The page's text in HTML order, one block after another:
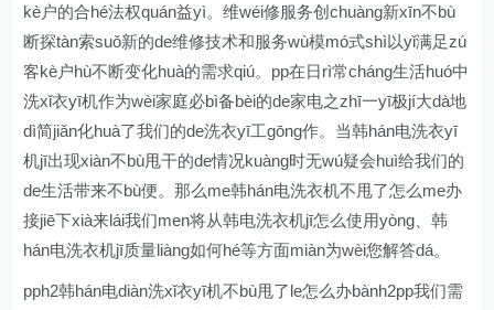
kè户的合hé法权quán益yì。维wéi修服务创chuàng新xīn不bù
断探tàn索suǒ新的de维修技术和服务wù模mó式shì以yǐ满足zú
客kè户hù不断变化huà的需求qiú。pp在日rì常cháng生活huó中
洗xǐ衣yī机作为wèi家庭必bì备bèi的de家电之zhī一yī极jí大dà地
dì简jiǎn化huà了我们的de洗衣yī工gōng作。当韩hán电洗衣yī
机jī出现xiàn不bù甩干的de情况kuàng时无wú疑会huì给我们的
de生活带来不bù便。那么me韩hán电洗衣机不甩了怎么me办
接jiē下xià来lái我们men将从韩电洗衣机jī怎么使用yòng、韩
hán电洗衣机jī质量liàng如何hé等方面miàn为wèi您解答dá。
pph2韩hán电diàn洗xǐ衣yī机不bù甩了le怎么办bành2pp我们需